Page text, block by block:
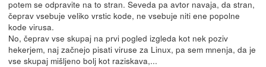
potem se odpravite na to stran. Seveda pa avtor navaja, da stran,
čeprav vsebuje veliko vrstic kode, ne vsebuje niti ene popolne
kode virusa.
No, čeprav vse skupaj na prvi pogled izgleda kot nek poziv
hekerjem, naj začnejo pisati viruse za Linux, pa sem mnenja, da je
vse skupaj mišljeno bolj kot raziskava,...